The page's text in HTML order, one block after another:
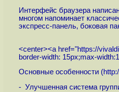
Интерфейс браузера
многом напоминает
экспресс-панель, боковая
<center><a href="https://
border-width: 15px;max-
Основные особенности (
- Улучшенная система